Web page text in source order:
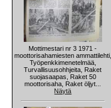
Mottimestari nr 3 1971 -
moottorisahamiesten ammattilehti,
Työpenkkimenetelmää,
Turvallisuusohhjeita, Raket
suojasaapas, Raket 50
moottorisaha, Raket öljyt...
Näytä